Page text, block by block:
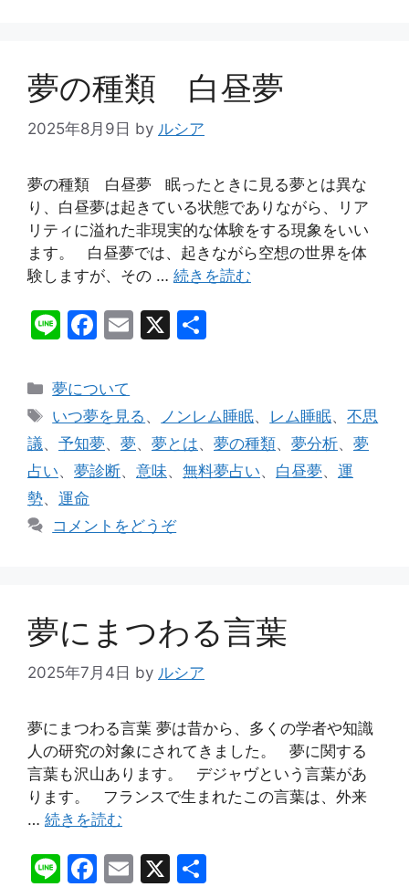
夢の種類 白昼夢
2025年8月9日 by ルシア
夢の種類 白昼夢 眠ったときに見る夢とは異な
り、白昼夢は起きている状態でありながら、リア
リティに溢れた非現実的な体験をする現象をいい
ます。 白昼夢では、起きながら空想の世界を体
験しますが、その … 続きを読む
Li
e
F
c
e
b
o
k
E
l
X
カ
テ
リ
ー
夢について
タ
グ
いつ夢を見る 、 ノンレム睡眠、 レム睡眠、不思
議、 予知夢、 夢、 夢とは、 夢の種類、 夢分析、 夢
占い、 夢診断、 意味、 無料夢占い、 白昼夢、 運
勢、 運命
コメントをどうぞ
夢にまつわる言葉
2025年7月4日 by ルシア
夢にまつわる言葉 夢は昔から、多くの学者や知識
人の研究の対象にされてきました。 夢に関する
言葉も沢山あります。 デジャヴという言葉があ
ります。 フランスで生まれたこの言葉は、外来
… 続きを読む
Li F
E
X